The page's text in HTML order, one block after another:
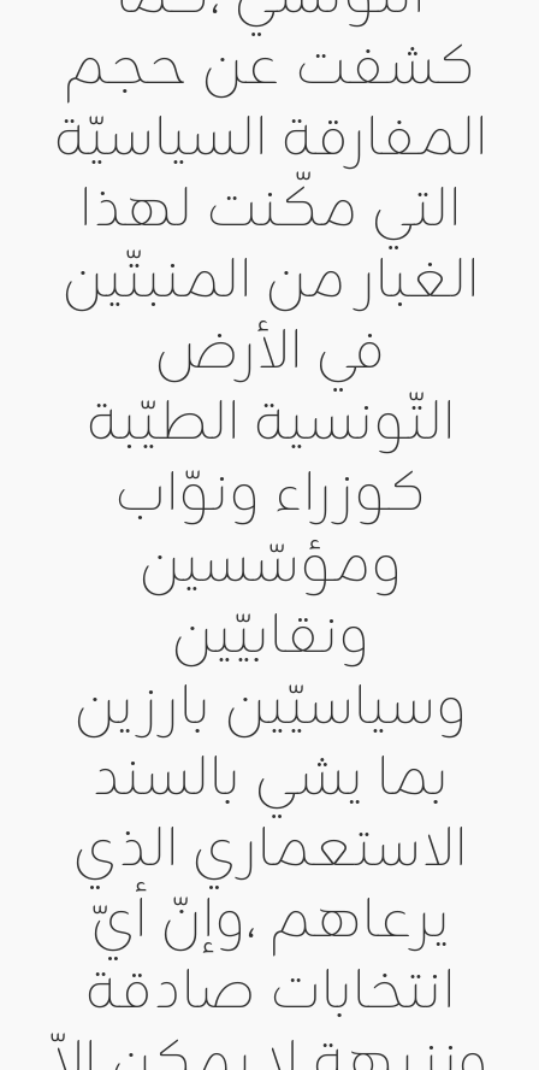
كشفت عن حجم
المفارقة السياسيّة
التي مكّنت لهذا
الغبار من المنبتّين
في الأرض
التّونسية الطيّبة
كوزراء ونوّاب
ومؤسّسين
ونقابيّين
وسياسيّين بارزين
بما يشي بالسند
الاستعماري الذي
يرعاهم ،وإنّ أيّ
انتخابات صادقة